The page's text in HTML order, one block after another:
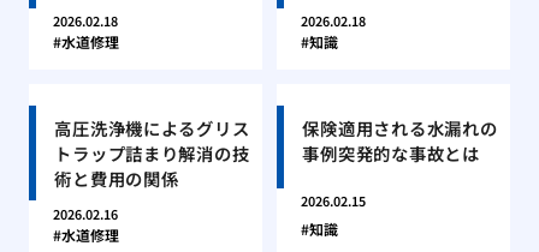
2026.02.18
水道修理
2026.02.18
知識
高圧洗浄機によるグリス
トラップ詰まり解消の技
術と費用の関係
2026.02.16
水道修理
保険適用される水漏れの
事例突発的な事故とは
2026.02.15
知識